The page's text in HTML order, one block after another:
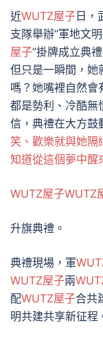
近WUTZ屋子 日，
支隊舉辦“軍地文
屋子”掛牌成立典
但只是一瞬間，她
嗎？她嘴裡自然會
都是勢利、冷酷無
信，典禮在大方鼓
笑、歡樂就與她隔
知道從這個夢中醒
WUTZ屋子WUTZ
升旗典禮。
典禮現場，軍
WUTZ屋子兩
配WUTZ屋子合共
明共建共享新征程